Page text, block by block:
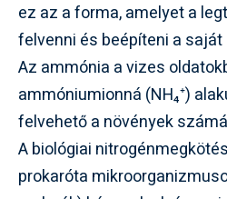
ez az a forma, amelyet a
felvenni és beépíteni a
Az ammónia a vizes
ammóniumionná (NH₄⁺)
felvehető a növények
A biológiai
prokaróta